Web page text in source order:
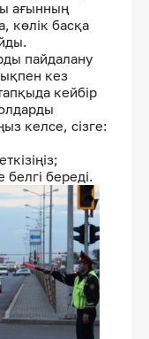
ағынның
көлік басқа
пайдалану
кез
кейбір
келсе, сізге:
белгі береді.